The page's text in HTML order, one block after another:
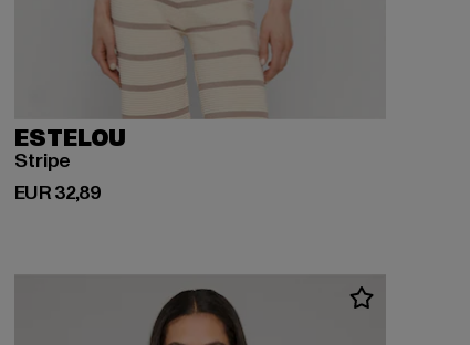
ESTELOU
Stripe
EUR 32,89
Derzeitiger Preis: EUR 32,89